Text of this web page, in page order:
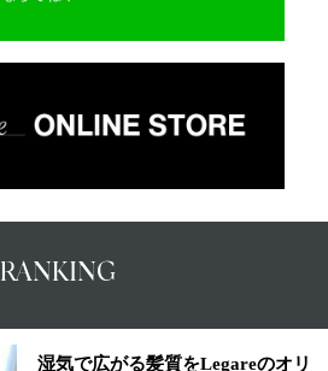
RANKING
湿気で広がる髪質をLegareのオリ